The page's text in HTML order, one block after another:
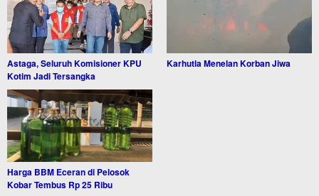
Astaga, Seluruh Komisioner KPU
Kotim Jadi Tersangka
Karhutla Menelan Korban Jiwa
Harga BBM Eceran di Pelosok
Kobar Tembus Rp 25 Ribu